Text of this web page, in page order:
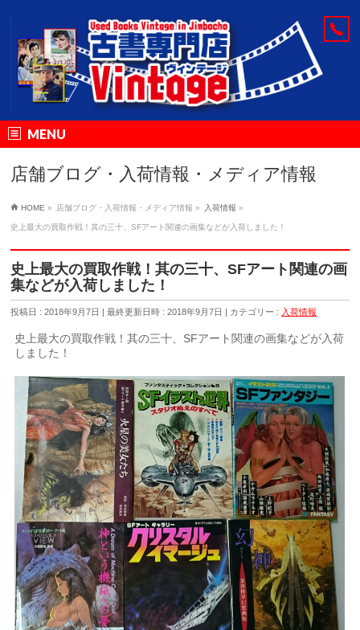
MENU
店舗ブログ・入荷情報・メディア情報
HOME » 店舗ブログ・入荷情報・メディア情報 » 入荷情報 »
史上最大の買取作戦！其の三十、SFアート関連の画集などが入荷しました！
史上最大の買取作戦！其の三十、SFアート関連の画
集などが入荷しました！
投稿日 : 2018年9月7日 最終更新日時 : 2018年9月7日 カテゴリー : 入荷情報
史上最大の買取作戦！其の三十、SFアート関連の画集などが入荷
しました！